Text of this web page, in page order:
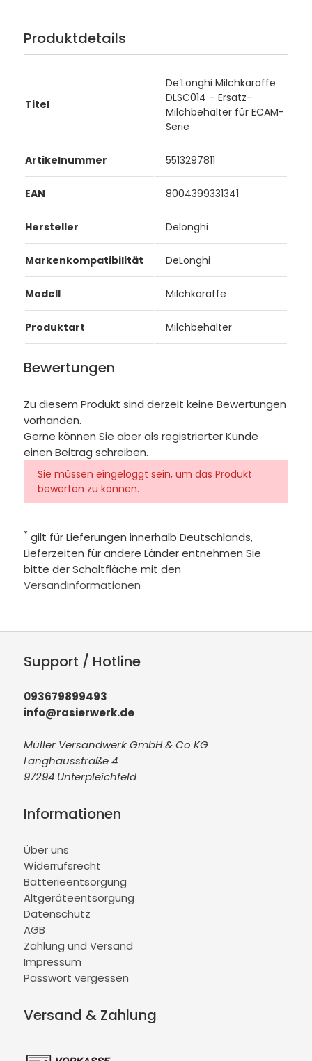
Produktdetails
Titel
De’Longhi Milchkaraffe
DLSC014 – Ersatz-
Milchbehälter für ECAM-
Serie
Artikelnummer 5513297811
EAN 8004399331341
Hersteller Delonghi
Markenkompatibilität DeLonghi
Modell Milchkaraffe
Produktart Milchbehälter
Bewertungen
Zu diesem Produkt sind derzeit keine Bewertungen
vorhanden.
Gerne können Sie aber als registrierter Kunde
einen Beitrag schreiben.
Sie müssen eingeloggt sein, um das Produkt
bewerten zu können.
* gilt für Lieferungen innerhalb Deutschlands,
Lieferzeiten für andere Länder entnehmen Sie
bitte der Schaltfläche mit den
Versandinformationen
Support / Hotline
093679899493
info@rasierwerk.de
Müller Versandwerk GmbH & Co KG
Langhausstraße 4
97294 Unterpleichfeld
Informationen
Über uns
Widerrufsrecht
Batterieentsorgung
Altgeräteentsorgung
Datenschutz
AGB
Zahlung und Versand
Impressum
Passwort vergessen
Versand & Zahlung